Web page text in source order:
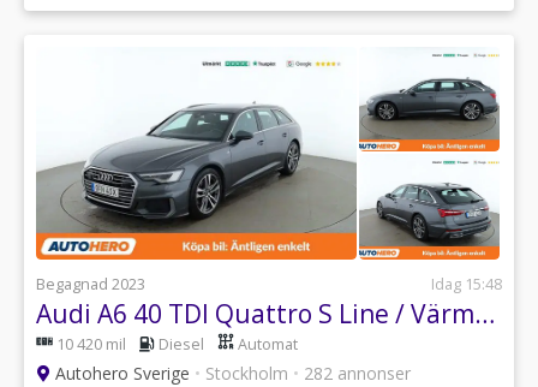
Begagnad 2023 Idag 15:48
Audi A6 40 TDI Quattro S Line / Värmare, Dragkrok
10 420 mil Diesel Automat
Autohero Sverige • Stockholm • 282 annonser